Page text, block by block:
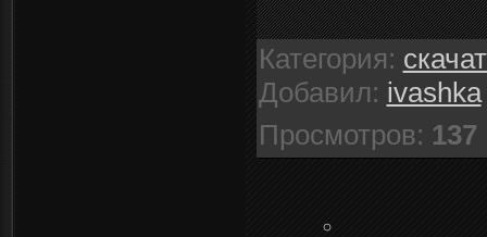
Категория:
Добавил: ivashka
Просмотров: 137